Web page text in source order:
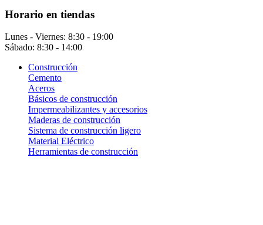
Horario en tiendas
Lunes - Viernes: 8:30 - 19:00
Sábado: 8:30 - 14:00
Construcción
Cemento
Aceros
Básicos de construcción
Impermeabilizantes y accesorios
Maderas de construcción
Sistema de construcción ligero
Material Eléctrico
Herramientas de construcción